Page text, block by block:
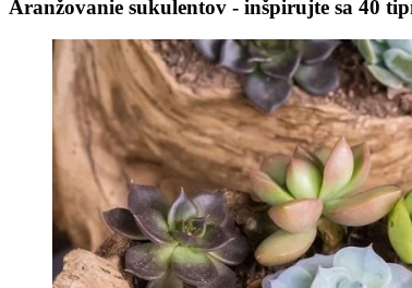
Aranžovanie sukulentov - inšpirujte sa 40